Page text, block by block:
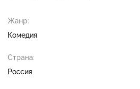
Жанр:
Комедия
Страна:
Россия